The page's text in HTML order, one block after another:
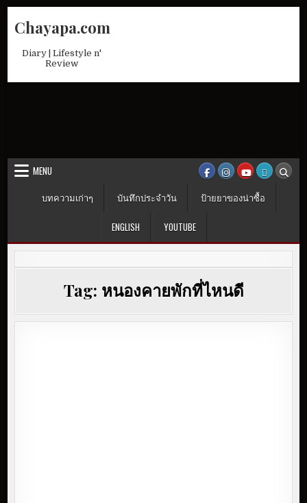
Chayapa.com
Diary | Lifestyle n'
Review
MENU
บทความเก่าๆ
บันทึกประจำวัน ป้ายยาของน่าซื้อ
ENGLISH YOUTUBE
Tag: หนองคายพักที่ไหนดี